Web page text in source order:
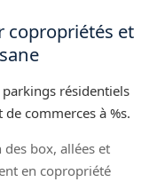
copropriétés et
résidentiels
commerces à %s.
des box, allées et
en copropriété